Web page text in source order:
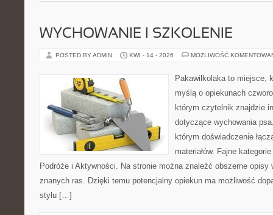
WYCHOWANIE I SZKOLENIE
POSTED BY ADMIN KWI - 14 - 2026 MOŻLIWOŚĆ
Pakawilkolaka to miejsce,
myślą o opiekunach
którym czytelnik znajdzie
dotyczące wychowania
którym doświadczenie
materiałów. Fajne
Podróże i Aktywności. Na stronie można znaleźć obszerne opisy
znanych ras. Dzięki temu potencjalny opiekun ma możliwość
stylu […]